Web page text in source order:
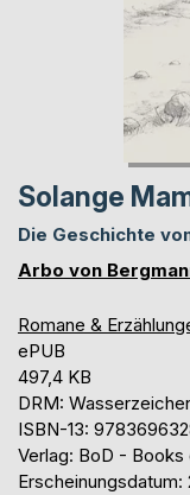
Solange
Die Geschichte
Arbo von
Romane &
ePUB
497,4 KB
DRM:
ISBN-13:
Verlag: BoD - Books
Erscheinungsdatum: